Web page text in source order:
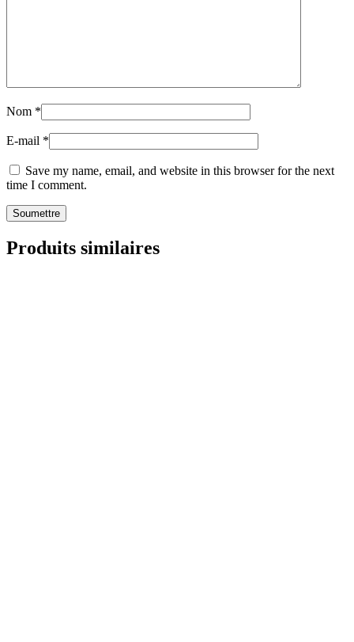
Nom *
E-mail *
Save my name, email, and website in this browser for the next
time I comment.
Produits similaires